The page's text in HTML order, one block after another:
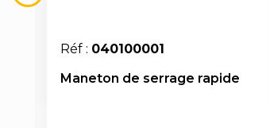
Réf : 040100001
Maneton de serrage rapide